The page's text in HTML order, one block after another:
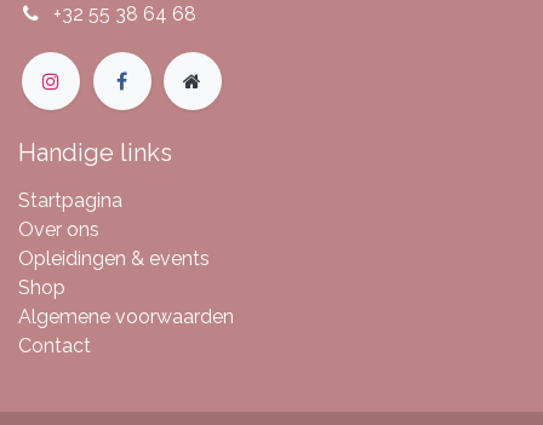
+32 55 38 64 68
Handige links
Startpagina
Over ons
Opleidingen & events
Shop
Algemene voorwaarden
Contact